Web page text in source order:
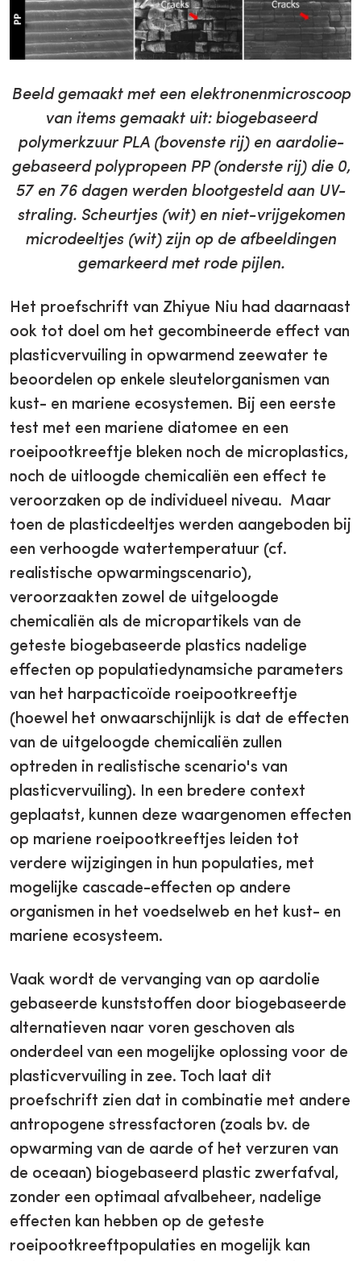
Beeld gemaakt met een elektronenmicroscoop
van items gemaakt uit: biogebaseerd
polymerkzuur PLA (bovenste rij) en aardolie-
gebaseerd polypropeen PP (onderste rij) die 0,
57 en 76 dagen werden blootgesteld aan UV-
straling. Scheurtjes (wit) en niet-vrijgekomen
microdeeltjes (wit) zijn op de afbeeldingen
gemarkeerd met rode pijlen.
Het proefschrift van Zhiyue Niu had daarnaast
ook tot doel om het gecombineerde effect van
plasticvervuiling in opwarmend zeewater te
beoordelen op enkele sleutelorganismen van
kust- en mariene ecosystemen. Bij een eerste
test met een mariene diatomee en een
roeipootkreeftje bleken noch de microplastics,
noch de uitloogde chemicaliën een effect te
veroorzaken op de individueel niveau. Maar
toen de plasticdeeltjes werden aangeboden bij
een verhoogde watertemperatuur (cf.
realistische opwarmingscenario),
veroorzaakten zowel de uitgeloogde
chemicaliën als de micropartikels van de
geteste biogebaseerde plastics nadelige
effecten op populatiedynamsiche parameters
van het harpacticoïde roeipootkreeftje
(hoewel het onwaarschijnlijk is dat de effecten
van de uitgeloogde chemicaliën zullen
optreden in realistische scenario's van
plasticvervuiling). In een bredere context
geplaatst, kunnen deze waargenomen effecten
op mariene roeipootkreeftjes leiden tot
verdere wijzigingen in hun populaties, met
mogelijke cascade-effecten op andere
organismen in het voedselweb en het kust- en
mariene ecosysteem.
Vaak wordt de vervanging van op aardolie
gebaseerde kunststoffen door biogebaseerde
alternatieven naar voren geschoven als
onderdeel van een mogelijke oplossing voor de
plasticvervuiling in zee. Toch laat dit
proefschrift zien dat in combinatie met andere
antropogene stressfactoren (zoals bv. de
opwarming van de aarde of het verzuren van
de oceaan) biogebaseerd plastic zwerfafval,
zonder een optimaal afvalbeheer, nadelige
effecten kan hebben op de geteste
roeipootkreeftpopulaties en mogelijk kan